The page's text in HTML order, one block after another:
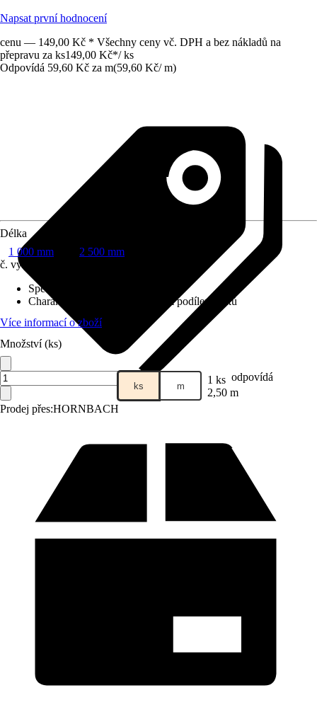
Napsat první hodnocení
cenu — 149,00 Kč * Všechny ceny vč. DPH a bez nákladů na
přepravu za ks149,00 Kč*/ ks
Odpovídá 59,60 Kč za m(59,60 Kč/ m)
Prodej přes:HORNBACH
Délka
1 000 mm
2 500 mm
č. výrobku
Specifikace materiálu
Charakteristika kvality
S malým podílem suků
Více informací o zboží
Množství (ks)
ks m 1 ks odpovídá
2,50 m